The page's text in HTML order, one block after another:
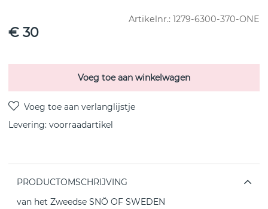
Artikelnr.: 1279-6300-370-ONE
€ 30
Voeg toe aan winkelwagen
Levering: voorraadartikel
PRODUCTOMSCHRIJVING
van het Zweedse SNÖ OF SWEDEN